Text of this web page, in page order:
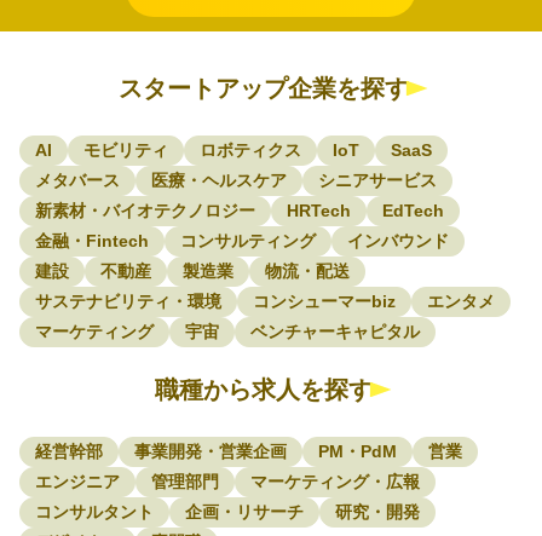
スタートアップ企業を探す
AI モビリティ ロボティクス IoT
SaaS
メタバース
医療・ヘルスケア
シニアサービス
新素材・バイオテクノロジー
HRTech
EdTech
金融・Fintech
コンサルティング
インバウンド
建設
不動産 製造業
物流・配送
サステナビリティ・環境
コンシューマーbiz
エンタメ
マーケティング
宇宙 ベンチャーキャピタル
職種から求人を探す
経営幹部 事業開発・営業企画 PM・PdM
営業
エンジニア
管理部門
マーケティング・広報
コンサルタント
企画・リサーチ
研究・開発